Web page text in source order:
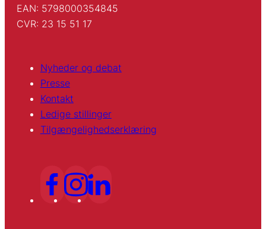
EAN: 5798000354845
CVR: 23 15 51 17
Nyheder og debat
Presse
Kontakt
Ledige stillinger
Tilgængelighedserklæring